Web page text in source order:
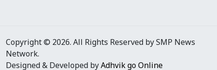
Copyright © 2026. All Rights Reserved by SMP News
Network.
Designed & Developed byAdhvik go Online